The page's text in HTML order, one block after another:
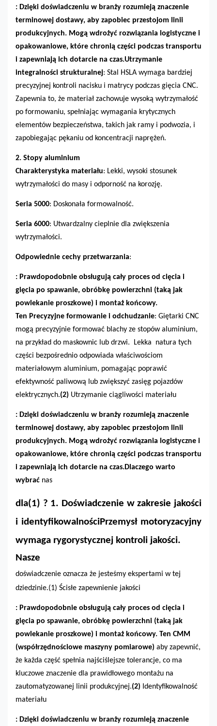
: Dzięki doświadczeniu w branży rozumieją znaczenie
terminowej dostawy, aby zapobiec przestojom linii
produkcyjnych. Mogą wdrożyć rozwiązania logistyczne i
opakowaniowe, które chronią części podczas transportu
i zapewniają ich dotarcie na czas.Utrzymanie
integralności strukturalnej: Stal HSLA wymaga bardziej
precyzyjnej kontroli nacisku i matrycy podczas gięcia CNC.
Zapewnia to, że materiał zachowuje wysoką wytrzymałość
po formowaniu, spełniając wymagania krytycznych
elementów bezpieczeństwa, takich jak ramy i podwozia, i
zapobiegając pękaniu od koncentracji naprężeń.
2. Stopy aluminium
Charakterystyka materiału: Lekki, wysoki stosunek
wytrzymałości do masy i odporność na korozję.
Seria 5000: Doskonała formowalność.
Seria 6000: Utwardzalny cieplnie dla zwiększenia
wytrzymałości.
Odpowiednie cechy przetwarzania:
: Prawdopodobnie obsługują cały proces od cięcia i
gięcia po spawanie, obróbkę powierzchni (taką jak
powlekanie proszkowe) i montaż końcowy.
Ten Precyzyjne formowanie i odchudzanie: Giętarki CNC
mogą precyzyjnie formować blachy ze stopów aluminium,
na przykład do maskownic lub drzwi. Lekka natura tych
części bezpośrednio odpowiada właściwościom
materiałowym aluminium, pomagając poprawić
efektywność paliwową lub zwiększyć zasięg pojazdów
elektrycznych.(2) Utrzymanie ciągliwości materiału
: Dzięki doświadczeniu w branży rozumieją znaczenie
terminowej dostawy, aby zapobiec przestojom linii
produkcyjnych. Mogą wdrożyć rozwiązania logistyczne i
opakowaniowe, które chronią części podczas transportu
i zapewniają ich dotarcie na czas.Dlaczego warto
wybrać nas
dla(1) ? 1. Doświadczenie w zakresie jakości
i identyfikowalnościPrzemysł motoryzacyjny
wymaga rygorystycznej kontroli jakości.
Nasze
doświadczenie oznacza że jesteśmy ekspertami w tej
dziedzinie.(1) Ścisłe zapewnienie jakości
: Prawdopodobnie obsługują cały proces od cięcia i
gięcia po spawanie, obróbkę powierzchni (taką jak
powlekanie proszkowe) i montaż końcowy. Ten CMM
(współrzędnościowe maszyny pomiarowe) aby zapewnić,
że każda część spełnia najściślejsze tolerancje, co ma
kluczowe znaczenie dla prawidłowego montażu na
zautomatyzowanej linii produkcyjnej.(2) Identyfikowalność
materiału
: Dzięki doświadczeniu w branży rozumieją znaczenie